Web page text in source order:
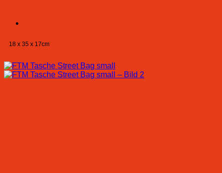
18 x 35 x 17cm